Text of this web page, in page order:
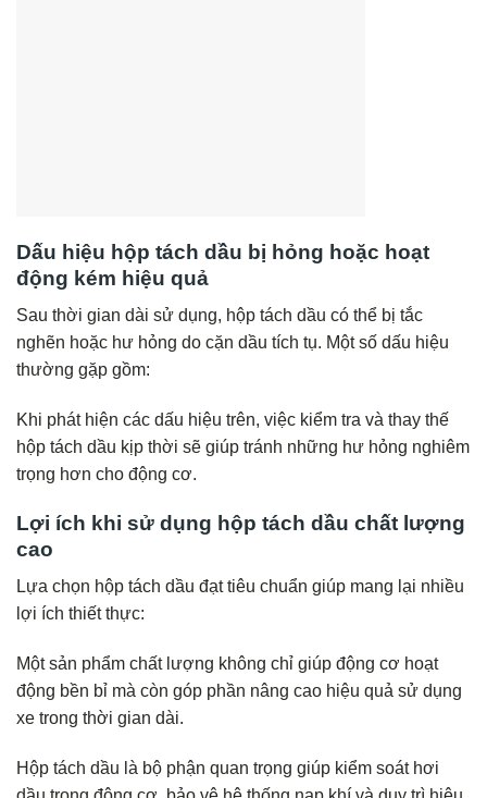
Dấu hiệu hộp tách dầu bị hỏng hoặc hoạt
động kém hiệu quả
Sau thời gian dài sử dụng, hộp tách dầu có thể bị tắc
nghẽn hoặc hư hỏng do cặn dầu tích tụ. Một số dấu hiệu
thường gặp gồm:
Khi phát hiện các dấu hiệu trên, việc kiểm tra và thay thế
hộp tách dầu kịp thời sẽ giúp tránh những hư hỏng nghiêm
trọng hơn cho động cơ.
Lợi ích khi sử dụng hộp tách dầu chất lượng
cao
Lựa chọn hộp tách dầu đạt tiêu chuẩn giúp mang lại nhiều
lợi ích thiết thực:
Một sản phẩm chất lượng không chỉ giúp động cơ hoạt
động bền bỉ mà còn góp phần nâng cao hiệu quả sử dụng
xe trong thời gian dài.
Hộp tách dầu là bộ phận quan trọng giúp kiểm soát hơi